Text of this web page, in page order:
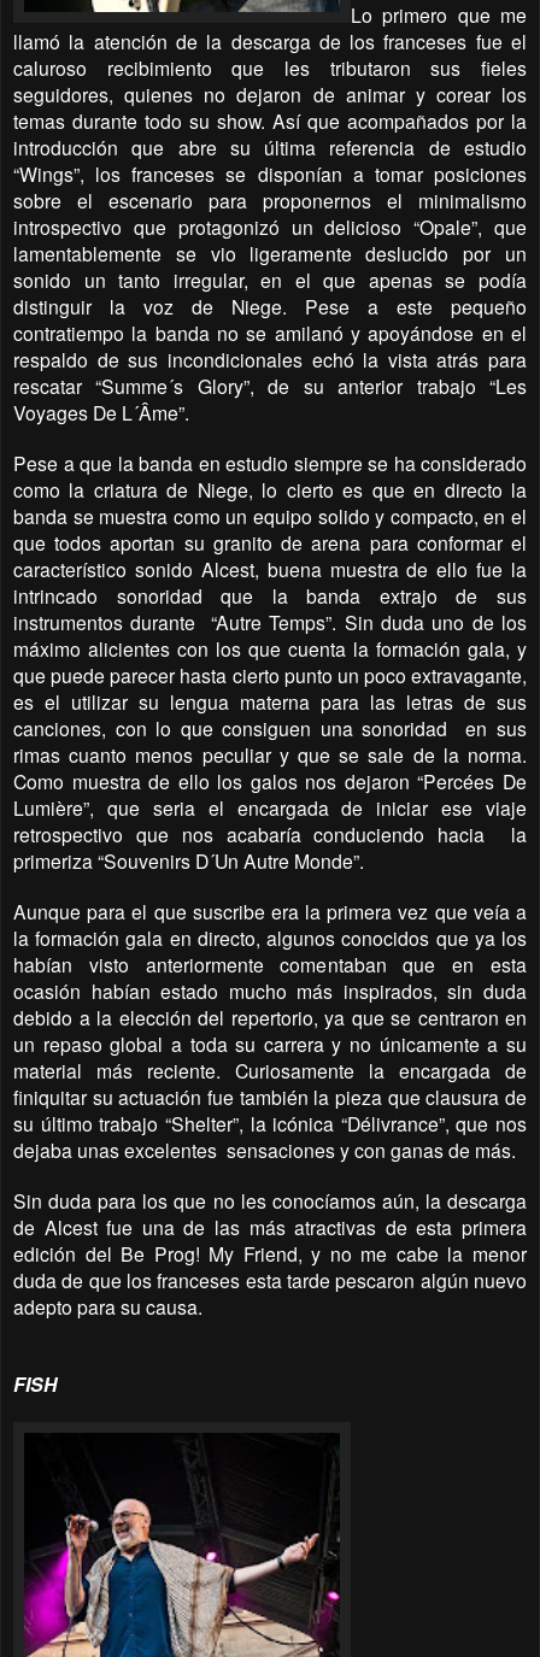
Lo primero que me
llamó la atención de la descarga de los franceses fue el
caluroso recibimiento que les tributaron sus fieles
seguidores, quienes no dejaron de animar y corear los
temas durante todo su show. Así que acompañados por la
introducción que abre su última referencia de estudio
“Wings”, los franceses se disponían a tomar posiciones
sobre el escenario para proponernos el minimalismo
introspectivo que protagonizó un delicioso “Opale”, que
lamentablemente se vio ligeramente deslucido por un
sonido un tanto irregular, en el que apenas se podía
distinguir la voz de Niege. Pese a este pequeño
contratiempo la banda no se amilanó y apoyándose en el
respaldo de sus incondicionales echó la vista atrás para
rescatar “Summe´s Glory”, de su anterior trabajo “Les
Voyages De L´Âme”.
Pese a que la banda en estudio siempre se ha considerado
como la criatura de Niege, lo cierto es que en directo la
banda se muestra como un equipo solido y compacto, en el
que todos aportan su granito de arena para conformar el
característico sonido Alcest, buena muestra de ello fue la
intrincado sonoridad que la banda extrajo de sus
instrumentos durante
“Autre Temps”. Sin duda uno de los
máximo alicientes con los que cuenta la formación gala, y
que puede parecer hasta cierto punto un poco extravagante,
es el utilizar su lengua materna para las letras de sus
canciones, con lo que consiguen una sonoridad
en sus
rimas cuanto menos peculiar y que se sale de la norma.
Como muestra de ello los galos nos dejaron “Percées De
Lumière”, que seria el encargada de iniciar ese viaje
retrospectivo que nos acabaría conduciendo hacia
la
primeriza “Souvenirs D´Un Autre Monde”.
Aunque para el que suscribe era la primera vez que veía a
la formación gala en directo, algunos conocidos que ya los
habían visto anteriormente comentaban que en esta
ocasión habían estado mucho más inspirados, sin duda
debido a la elección del repertorio, ya que se centraron en
un repaso global a toda su carrera y no únicamente a su
material más reciente. Curiosamente la encargada de
finiquitar su actuación fue también la pieza que clausura de
su último trabajo “Shelter”, la icónica “Délivrance”, que nos
dejaba unas excelentes sensaciones y con ganas de más.
Sin duda para los que no les conocíamos aún, la descarga
de Alcest fue una de las más atractivas de esta primera
edición del Be Prog! My Friend, y no me cabe la menor
duda de que los franceses esta tarde pescaron algún nuevo
adepto para su causa.
FISH